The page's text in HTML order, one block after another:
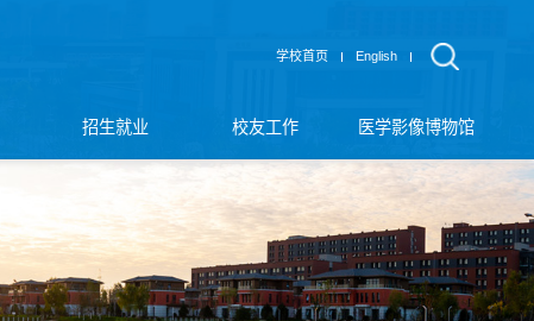
学校首页 English
招生就业 校友工作 医学影像博物馆